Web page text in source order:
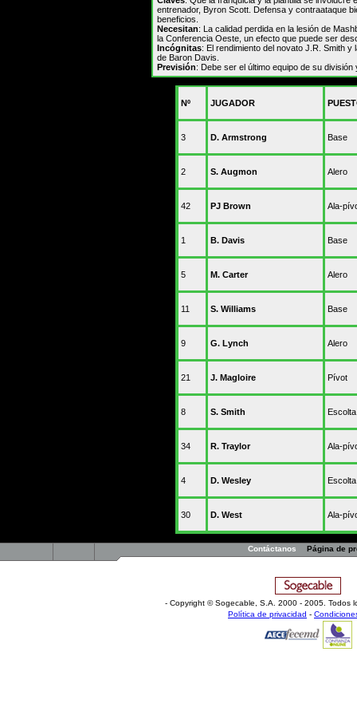
entrenador, Byron Scott. Defensa y contraataque
beneficios.
Necesitan: La calidad perdida en la lesión de
la Conferencia Oeste, un efecto que puede ser
Incógnitas: El rendimiento del novato J.R. Smith
de Baron Davis.
Previsión: Debe ser el último equipo de su
Nº JUGADOR
3 D. Armstrong Base
2 S. Augmon Alero
42 PJ Brown Ala-
1 B. Davis Base
5 M. Carter Alero
11 S. Williams Base
9 G. Lynch Alero
21 J. Magloire Pívot
8 S. Smith Escolta
34 R. Traylor Ala-
4 D. Wesley Escolta
30 D. West Ala-
Contáctanos Página de
- Copyright © Sogecable, S.A
2000 - 2005. Todos
Política de privacidad -